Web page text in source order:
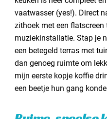
vaatwasser (yes!). Direct
zithoek met een flatscreen
muziekinstallatie. Stap je
een betegeld terras met
dan genoeg ruimte om
mijn eerste kopje koffie
een beetje hun gang